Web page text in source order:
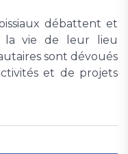
débattent et
la vie de leur lieu
sont dévoués
et de projets